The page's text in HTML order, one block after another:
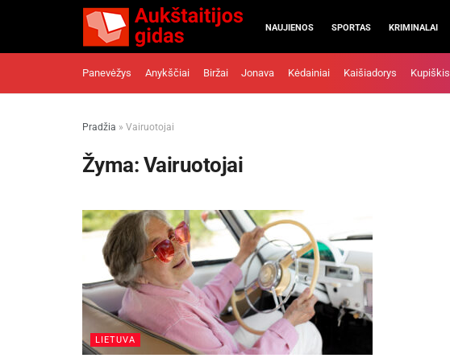
NAUJIENOS SPORTAS KRIMINALAI
Panevėžys Anykščiai Biržai Jonava Kėdainiai Kaišiadorys Kupiškis
Pradžia » Vairuotojai
Žyma: Vairuotojai
LIETUVA